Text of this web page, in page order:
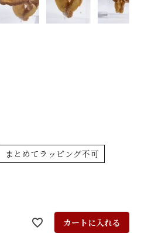
まとめてラッピング不可
カートに入れる